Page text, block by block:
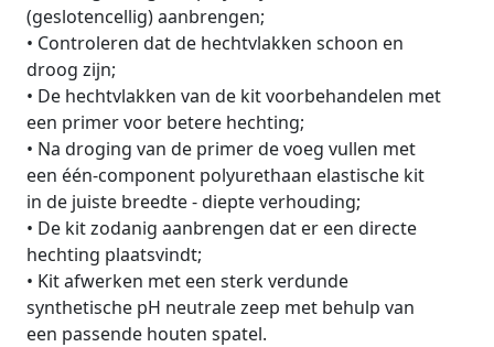
(geslotencellig) aanbrengen;
• Controleren dat de hechtvlakken schoon en
droog zijn;
• De hechtvlakken van de kit voorbehandelen met
een primer voor betere hechting;
• Na droging van de primer de voeg vullen met
een één-component polyurethaan elastische kit
in de juiste breedte - diepte verhouding;
• De kit zodanig aanbrengen dat er een directe
hechting plaatsvindt;
• Kit afwerken met een sterk verdunde
synthetische pH neutrale zeep met behulp van
een passende houten spatel.